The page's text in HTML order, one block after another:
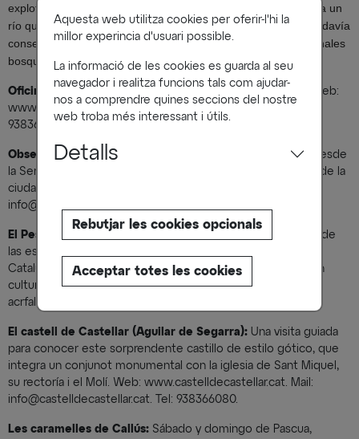
Aquesta web utilitza cookies per oferir-l'hi la
millor experincia d'usuari possible.
La informació de les cookies es guarda al seu
navegador i realitza funcions tals com ajudar-
nos a comprendre quines seccions del nostre
web troba més interessant i útils.
Detalls
Rebutjar les cookies opcionals
Acceptar totes les cookies
explotaciones ganaderas y sólidas masías conviven en torno a un
río que ha sido motor secular de la actividad humana y que todavía
conserva espacios de gran riqueza paisajística, con excepcionales
bosques de ribera.
Oficina de Turismo de Rajadell:
L'Estació - Edifici Renfe. Web:
www.rajadell.cat. Mail: tur.rajadell@diba.cat. Tel:
938368254/938368026.
Observatorio Astronómico de Castelltallat:
El universo desde
la Serra de Castelltallat, lejos de la contaminación lumínica de la
ciudad. Web: www.observatoricastelltallat.com. Mail:
info@observatoricastelltallat.com.Tel: 667529051.
El Pessebre vivent en las Torres de Fals (Fonollosa):
Una de
las escenificaciones nadalencas más representativas de
Cataluña. Miles de personas lo visitan cada año. Associación
cultural y recreativa de Fals. Web: www.acrfals.com. Mail:
acrfals@gmail.com. Tel: 938368003.
El castell de Castellar (Aguilar de Segarra): Una visita guiada
para conocer este sorprendente castillo de estilo gótico, que
integra un conjunot monumental con la iglesia de Sant Miquel,
su rectoría i el Molí. Web: www.castelldecastellar.cat. Mail:
info@castelldecastellar.cat. Tel: 938366080.
Les caramelles de Callús: Sábado y domingo de Pascua,